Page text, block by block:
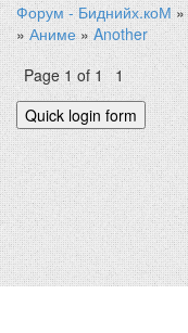
Форум - Биднийх.коМ »
» Аниме » Another
Page1of1
1